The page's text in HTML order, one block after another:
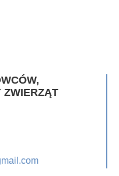
ZWIERZĄT